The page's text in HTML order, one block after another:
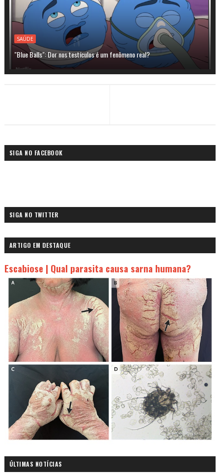
SAÚDE
"Blue Balls": Dor nos testículos é um fenômeno real?
SIGA NO FACEBOOK
SIGA NO TWITTER
ARTIGO EM DESTAQUE
Escabiose | Qual parasita causa sarna humana?
ÚLTIMAS NOTÍCIAS